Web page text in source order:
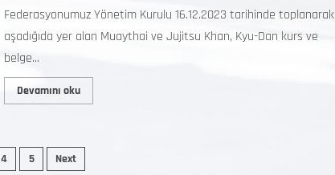
Federasyonumuz Yönetim Kurulu 16.12.2023 tarihinde toplanarak
aşadığıda yer alan Muaythai ve Jujitsu Khan, Kyu-Dan kurs ve
belge...
Devamını oku
4 5 Next